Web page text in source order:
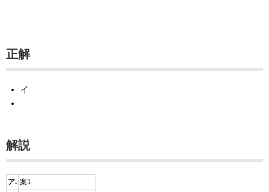
正解
イ
解説
ア. 案1